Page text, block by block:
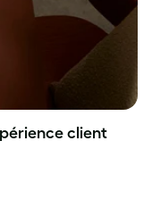
client